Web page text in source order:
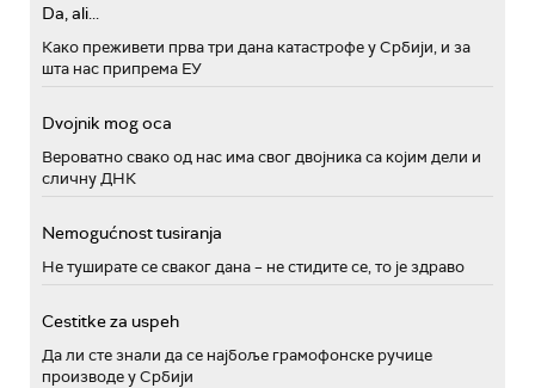
Da, ali...
Како преживети прва три дана катастрофе у Србији, и за
шта нас припрема ЕУ
Dvojnik mog oca
Вероватно свако од нас има свог двојника са којим дели и
сличну ДНК
Nemogućnost tusiranja
Не туширате се сваког дана – не стидите се, то је здраво
Cestitke za uspeh
Да ли сте знали да се најбоље грамофонске ручице
производе у Србији